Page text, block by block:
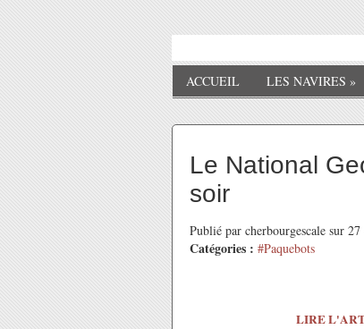
ACCUEIL LES NAVIRES »
Le National
soir
Publié par cherbourgescale sur
Catégories : #Paquebots
LIRE